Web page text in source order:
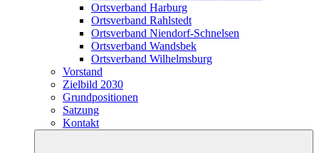
Ortsverband Harburg
Ortsverband Rahlstedt
Ortsverband Niendorf-Schnelsen
Ortsverband Wandsbek
Ortsverband Wilhelmsburg
Vorstand
Zielbild 2030
Grundpositionen
Satzung
Kontakt